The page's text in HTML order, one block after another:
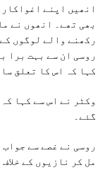
انھیں اپنے
بھی تھے۔ انھوں نے
رکھنے والے لوگوں
روسی ان سے بہت برا
کہا کہ اس کا تعلق
وکٹر نے اس سے کہا
گئے۔
روسی نے غصے سے جواب
مل کر نازیوں کے